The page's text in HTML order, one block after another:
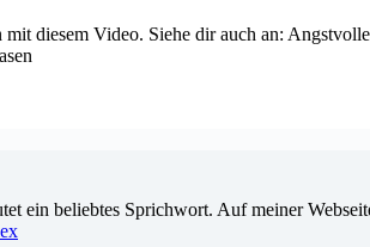
diesem Video. Siehe dir auch an:
ein beliebtes Sprichwort. Auf meiner